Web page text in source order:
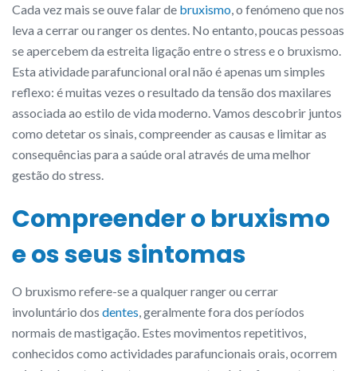
Cada vez mais se ouve falar de bruxismo , o fenómeno que nos
leva a cerrar ou ranger os dentes. No entanto, poucas pessoas
se apercebem da estreita ligação entre o stress e o bruxismo.
Esta atividade parafuncional oral não é apenas um simples
reflexo: é muitas vezes o resultado da tensão dos maxilares
associada ao estilo de vida moderno. Vamos descobrir juntos
como detetar os sinais, compreender as causas e limitar as
consequências para a saúde oral através de uma melhor
gestão do stress.
Compreender o bruxismo
e os seus sintomas
O bruxismo refere-se a qualquer ranger ou cerrar
involuntário dos dentes , geralmente fora dos períodos
normais de mastigação. Estes movimentos repetitivos,
conhecidos como actividades parafuncionais orais, ocorrem